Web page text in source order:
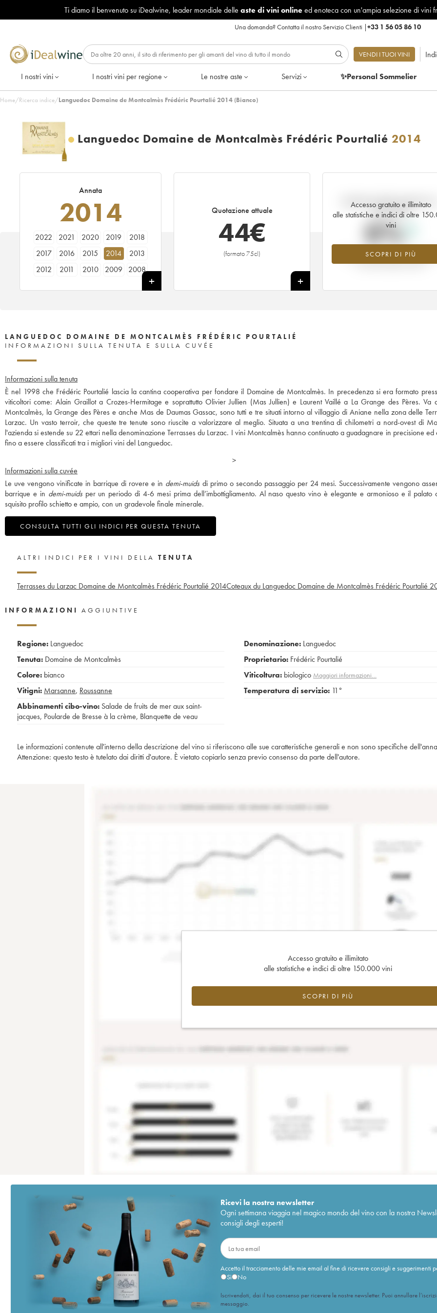
Ti diamo il benvenuto su iDealwine, leader mondiale delle aste di vini onlineed enoteca con un'ampia selezione di vini
Una domanda?Contatta il nostro Servizio Clienti |+33 1 56 05 86 10
VENDI I TUOI VINI
I nostri vini I nostri vini per regione Le nostre aste Servizi ✨Personal Sommelier
Home/Ricerca indice/Languedoc Domaine de Montcalmès Frédéric Pourtalié 2014 (Bianco)
Languedoc Domaine de Montcalmès Frédéric Pourtalié 2014
Annata
2014
2022 2021 2020 2019
2018
2017
2016 2015 2014
2013
2012
2011 2010 2009
2008
Quotazione attuale
44€
(formato 75cl)
+
Accesso gratuito e illimitato
alle statistiche e indici di oltre
vini
SCOPRI DI PIÙ
Andamento della quotazione
tempo reale
0%
Valore in aumento per l'annata
nel 2026 rispetto al 2025
LANGUEDOC DOMAINE DE MONTCALMÈS FRÉDÉRIC POURTALIÉ
INFORMAZIONI SULLA TENUTA E SULLA CUVÉE
Informazioni sulla tenuta
È nel 1998 che Frédéric Pourtalié lascia la cantina cooperativa per fondare il Domaine de Montcalmès. In precedenza si era formato
viticoltori come: Alain Graillot a Crozes-Hermitage e soprattutto Olivier Jullien (Mas Jullien) e Laurent Vaillé a La Grange des Pères. Va
Montcalmès, la Grange des Pères e anche Mas de Daumas Gassac, sono tutti e tre situati intorno al villaggio di Aniane nella zona delle
Larzac. Un vasto terroir, che queste tre tenute sono riuscite a valorizzare al meglio. Situata a una trentina di chilometri a nord-ovest di
l'azienda si estende su 22 ettari nella denominazione Terrasses du Larzac. I vini Montcalmès hanno continuato a guadagnare in precisione ed
fino a essere classificati tra i migliori vini del Languedoc.
>
Informazioni sulla cuvée
Le uve vengono vinificate in barrique di rovere e in demi-muids di primo o secondo passaggio per 24 mesi. Successivamente vengono
barrique e in demi-muidsper un periodo di 4-6 mesi prima dell’imbottigliamento. Al naso questo vino è elegante e armonioso e il palato
squisito profilo schietto e ampio, con un gradevole finale minerale.
CONSULTA TUTTI GLI INDICI PER QUESTA TENUTA
ALTRI INDICI PER I VINI DELLA TENUTA
Terrasses du Larzac Domaine de Montcalmès Frédéric Pourtalié 2014Coteaux du Languedoc Domaine de Montcalmès Frédéric Pourtalié
INFORMAZIONI AGGIUNTIVE
Regione: Languedoc
Tenuta: Domaine de Montcalmès
Colore: bianco
Vitigni: Marsanne, Roussanne
Abbinamenti cibo-vino: Salade de fruits de mer aux saint-
jacques, Poularde de Bresse à la crème, Blanquette de veau
Denominazione: Languedoc
Proprietario: Frédéric Pourtalié
Viticoltura: biologico Maggiori informazioni…
Temperatura di servizio: 11°
Le informazioni contenute all'interno della descrizione del vino si riferiscono alle sue caratteristiche generali e non sono specifiche
Attenzione: questo testo è tutelato dai diritti d'autore. È vietato copiarlo senza previo consenso da parte dell'autore.
Accesso gratuito e illimitato
alle statistiche e indici di oltre 150.000 vini
SCOPRI DI PIÙ
Ricevi la nostra newsletter
Ogni settimana viaggia nel magico mondo del vino con la nostra
consigli degli esperti!
Accetto il tracciamento delle mie email al fine di ricevere consigli e suggerimenti
Sì
No
Iscrivendoti, dai il tuo consenso per ricevere le nostre newsletter. Puoi annullare
messaggio.